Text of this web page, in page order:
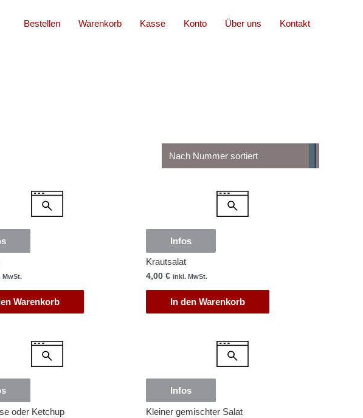
Bestellen Warenkorb Kasse Konto Über uns Kontakt
MwSt.
Warenkorb
Infos
Krautsalat
4,00 € inkl. MwSt.
In den Warenkorb
oder Ketchup
Infos
Kleiner gemischter Salat